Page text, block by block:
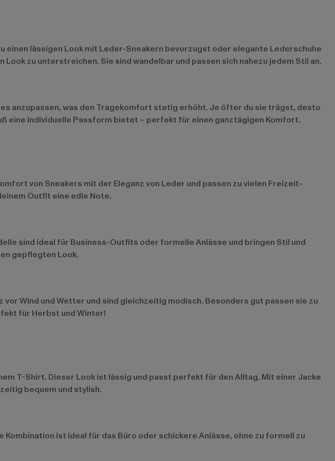
einen lässigen Look mit Leder-Sneakern bevorzugst oder elegante Lederschuhe
zu unterstreichen. Sie sind wandelbar und passen sich nahezu jedem Stil an.
anzupassen, was den Tragekomfort stetig erhöht. Je öfter du sie trägst, desto
eine individuelle Passform bietet – perfekt für einen ganztägigen Komfort.
von Sneakers mit der Eleganz von Leder und passen zu vielen Freizeit-
Outfit eine edle Note.
sind ideal für Business-Outfits oder formelle Anlässe und bringen Stil und
gepflegten Look.
Wind und Wetter und sind gleichzeitig modisch. Besonders gut passen sie zu
für Herbst und Winter!
T-Shirt. Dieser Look ist lässig und passt perfekt für den Alltag. Mit einer Jacke
bequem und stylish.
ist ideal für das Büro oder schickere Anlässe, ohne zu formell zu